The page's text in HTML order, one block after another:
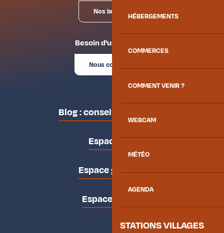
HÉBERGEMENTS
COMMERCES
COMMENT VENIR ?
WEBCAM
MÉTÉO
AGENDA
STATIONS VILLAGES
Nos bureaux
Besoin d'un conseil ?
Nous contacter
Blog : conseils des locaux
Espace pro
Espace groupes
Espace presse